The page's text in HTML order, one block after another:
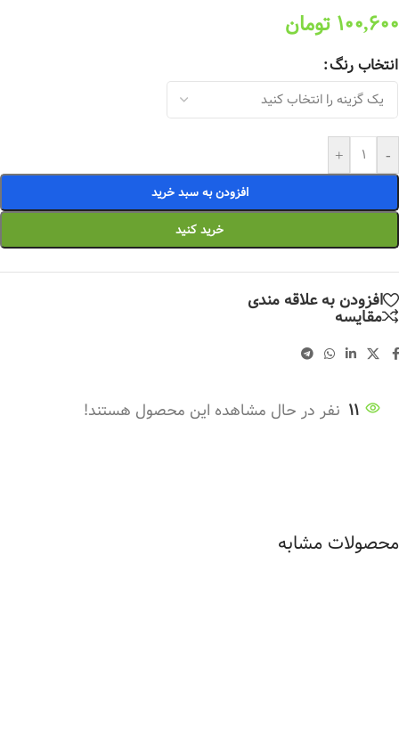
100,600 تومان
انتخاب رنگ
-
+
افزودن به سبد خرید
خرید کنید
افزودن به علاقه مندی
مقایسه
11 نفر در حال مشاهده این محصول هستند!
محصولات مشابه